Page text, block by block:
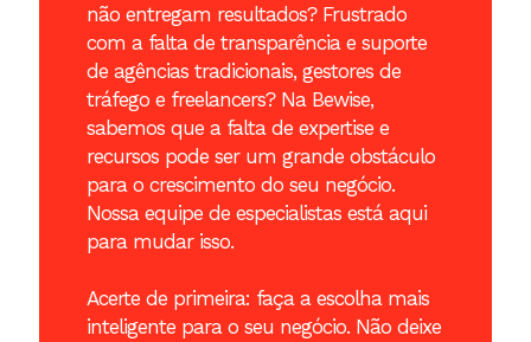
não entregam resultados? Frustrado
com a falta de transparência e suporte
de agências tradicionais, gestores de
tráfego e freelancers? Na Bewise,
sabemos que a falta de expertise e
recursos pode ser um grande obstáculo
para o crescimento do seu negócio.
Nossa equipe de especialistas está aqui
para mudar isso.
Acerte de primeira: faça a escolha mais
inteligente para o seu negócio. Não deixe